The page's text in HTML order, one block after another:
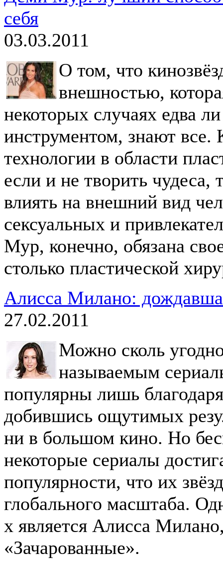
себя
03.03.2011
О том, что
внешностью,
некоторых случаях едва
инструментом, знают все.
технологии в области
если и не творить
влиять на внешний вид
сексуальных и
Мур, конечно, обязана
столько пластической
Алисса Милано:
27.02.2011
Можно сколь
называемым
популярны лишь
добившись ощутимых
ни в большом кино. Но
некоторые сериалы
популярности, что их
глобального масштаба.
х является Алисса
«Зачарованные».